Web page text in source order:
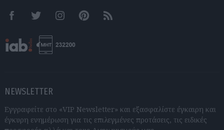
FacebookTwitter InstagramPinterestRSS feeds
NEWSLETTER
Εγγραφείτε στο «VIP Newsletter» και εξασφαλίστε έγκαιρη και
έγκυρη ενημέρωση για τις επιλεγμένες προτάσεις, τις ειδικές